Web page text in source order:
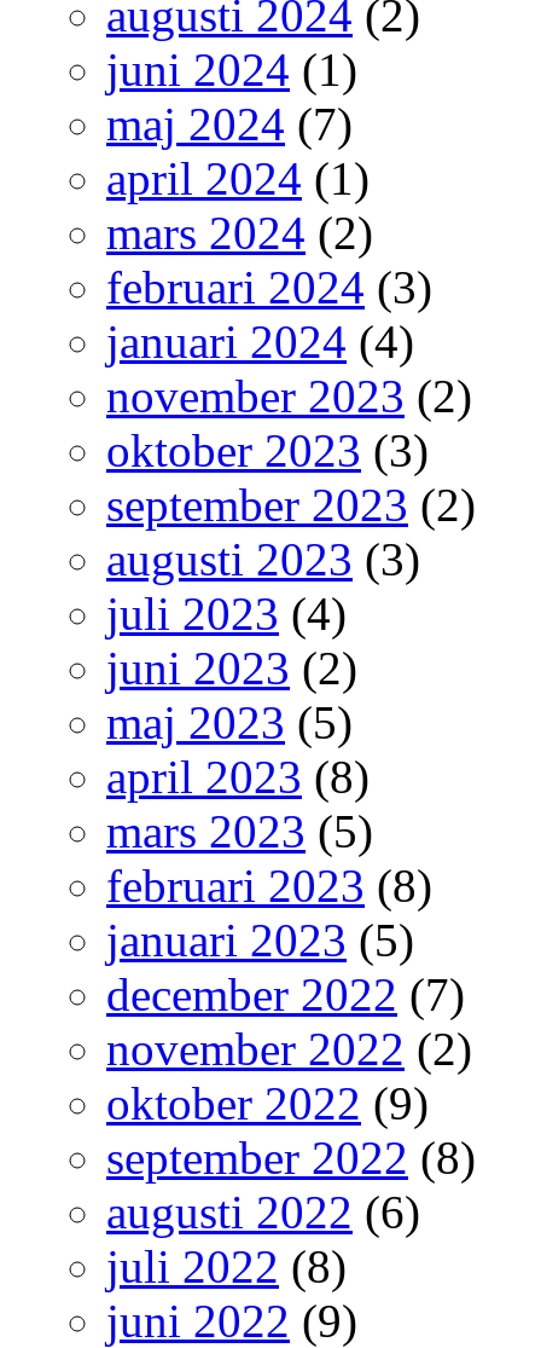
augusti 2024 (2)
juni 2024 (1)
maj 2024 (7)
april 2024 (1)
mars 2024 (2)
februari 2024 (3)
januari 2024 (4)
november 2023 (2)
oktober 2023 (3)
september 2023 (2)
augusti 2023 (3)
juli 2023 (4)
juni 2023 (2)
maj 2023 (5)
april 2023 (8)
mars 2023 (5)
februari 2023 (8)
januari 2023 (5)
december 2022 (7)
november 2022 (2)
oktober 2022 (9)
september 2022 (8)
augusti 2022 (6)
juli 2022 (8)
juni 2022 (9)